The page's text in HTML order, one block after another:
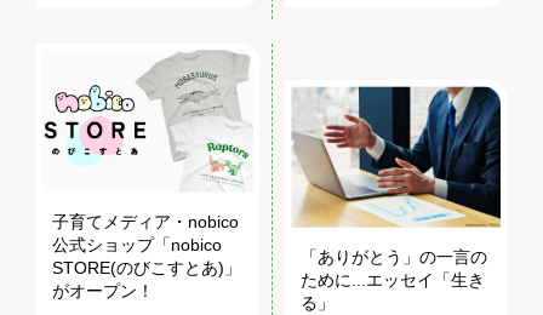
子育てメディア・nobico
公式ショップ「nobico
STORE(のびこすとあ)」
がオープン！
「ありがとう」の一言の
ために...エッセイ「生き
る」